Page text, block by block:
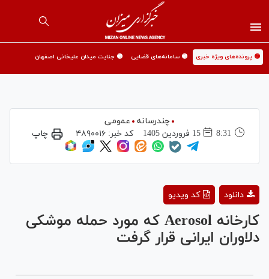
🟡 پرونده‌های ویژه خبری 🟡 سامانه‌های قضایی 🟡 جنایت میدان علیخانی اصفهان
چندرسانه
عمومی
8:31
15 فروردين 1405 کد خبر: ۴۸۹۰۰۱۶ چاپ
Video
کد ویدیو دانلود
کارخانه Aerosol که مورد حمله موشکی
دلاوران ایرانی قرار گرفت